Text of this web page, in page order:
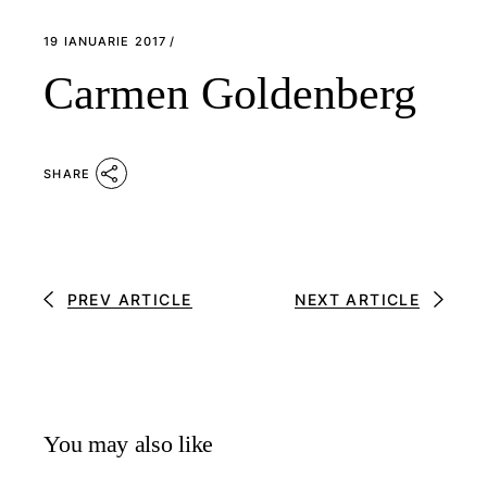
19 IANUARIE 2017
Carmen Goldenberg
SHARE
PREV ARTICLE NEXT ARTICLE
You may also like